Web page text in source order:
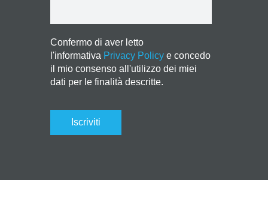
Confermo di aver letto
l'informativa Privacy Policy e concedo
il mio consenso all'utilizzo dei miei
dati per le finalità descritte.